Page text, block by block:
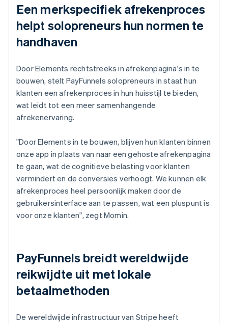
Een merkspecifiek afrekenproces
helpt solopreneurs hun normen te
handhaven
Door Elements rechtstreeks in afrekenpagina's in te
bouwen, stelt PayFunnels solopreneurs in staat hun
klanten een afrekenproces in hun huisstijl te bieden,
wat leidt tot een meer samenhangende
afrekenervaring.
"Door Elements in te bouwen, blijven hun klanten binnen
onze app in plaats van naar een gehoste afrekenpagina
te gaan, wat de cognitieve belasting voor klanten
vermindert en de conversies verhoogt. We kunnen elk
afrekenproces heel persoonlijk maken door de
gebruikersinterface aan te passen, wat een pluspunt is
voor onze klanten", zegt Momin.
PayFunnels breidt wereldwijde
reikwijdte uit met lokale
betaalmethoden
De wereldwijde infrastructuur van Stripe heeft